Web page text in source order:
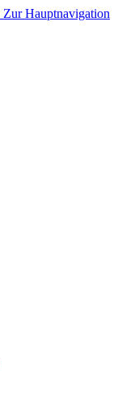
Zur Hauptnavigation